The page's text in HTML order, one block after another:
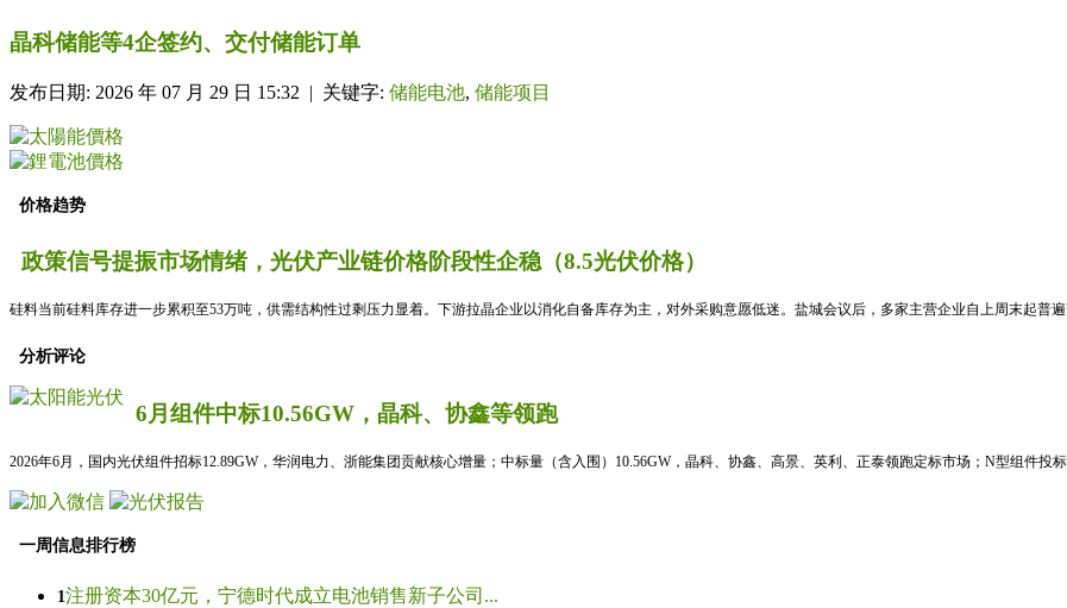
晶科储能等4企签约、交付储能订单
发布日期: 2026 年 07 月 29 日 15:32 | 关键字: 储能电池, 储能项目
价格趋势
政策信号提振市场情绪，光伏产业链价格阶段性企稳（8.5光伏价格）
硅料当前硅料库存进一步累积至53万吨，供需结构性过剩压力显着。下游拉晶企业以消化自备库存为主，对外采购意愿低迷。盐城会议后，多家主营企业自上周末起普
分析评论
6月组件中标10.56GW，晶科、协鑫等领跑
2026年6月，国内光伏组件招标12.89GW，华润电力、浙能集团贡献核心增量；中标量（含入围）10.56GW，晶科、协鑫、高景、英利、正泰领跑定标市场；N型组件投标
一周信息排行榜
1注册资本30亿元，宁德时代成立电池销售新子公司...